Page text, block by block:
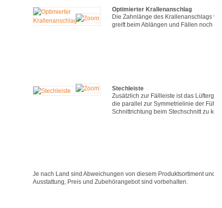
Optimierter Krallenanschlag
Die Zahnlänge des Krallenanschlags
greift beim Ablängen und Fällen noch
Stechleiste
Zusätzlich zur Fällleiste ist das
die parallel zur Symmetrielinie der
Schnittrichtung beim Stechschnitt zu
Je nach Land sind Abweichungen von diesem Produktsortiment und
Ausstattung, Preis und Zubehörangebot sind vorbehalten.